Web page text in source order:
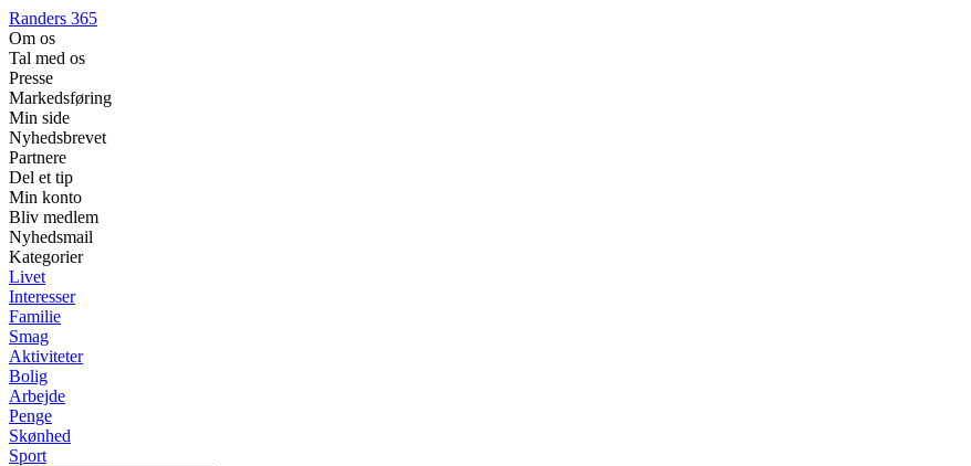
Randers 365
Om os
Tal med os
Presse
Markedsføring
Min side
Nyhedsbrevet
Partnere
Del et tip
Min konto
Bliv medlem
Nyhedsmail
Kategorier
Livet
Interesser
Familie
Smag
Aktiviteter
Bolig
Arbejde
Penge
Skønhed
Sport